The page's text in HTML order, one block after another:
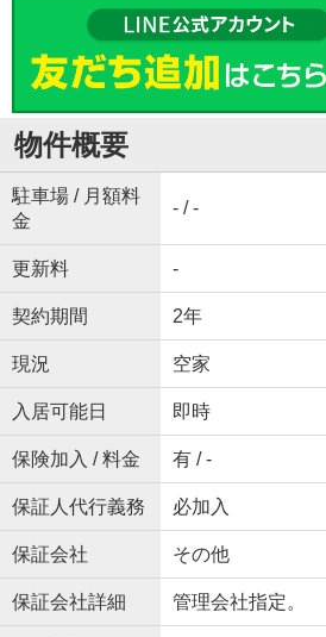
物件概要
駐車場 / 月額料
金
- / -
更新料 -
契約期間 2年
現況 空家
入居可能日 即時
保険加入 / 料金 有 / -
保証人代行義務 必加入
保証会社 その他
保証会社詳細 管理会社指定。